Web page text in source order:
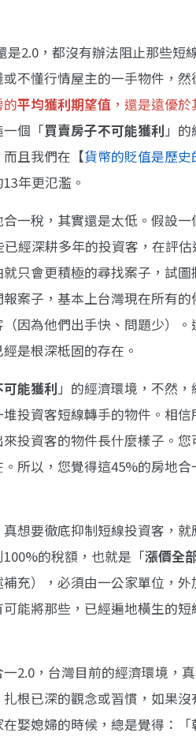
是2.0，都沒有辦法阻止那些短
不懂行情屋主的一手物件，
的平均獲利期望值 ，還是遠優
一個「買賣房子不可能獲利」的
且我們在【貨幣的貶值是歷史
年更氾濫。
一稅，其實還是太低。假設
經深耕多年的投資客，在評
只會更積極的尋找案子，試
案子，基本上台灣現在所有
因為他們出手快、問題少）
是根深柢固的存在。
能獲利」的經濟環境，不然
投資客短線轉手的物件。相
投資客的物件長什麼樣子。
所以，您覺得這45%的房地
想要徹底抑制短線投資客，
的稅額，也就是「漲價全
補充），必須由一公家單位，
能將那些，已經遍地橫生的
2.0，台灣目前的經濟環境，
根已深的觀念或習慣，如果
娶媳婦的時候，總是覺得：